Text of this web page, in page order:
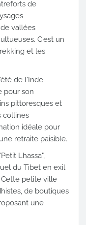
de
vallées
C'est un
et les
de l'Inde
pour son
pittoresques et
collines
idéale pour
retraite paisible.
Lhassa",
du Tibet en exil
petite ville
de boutiques
une